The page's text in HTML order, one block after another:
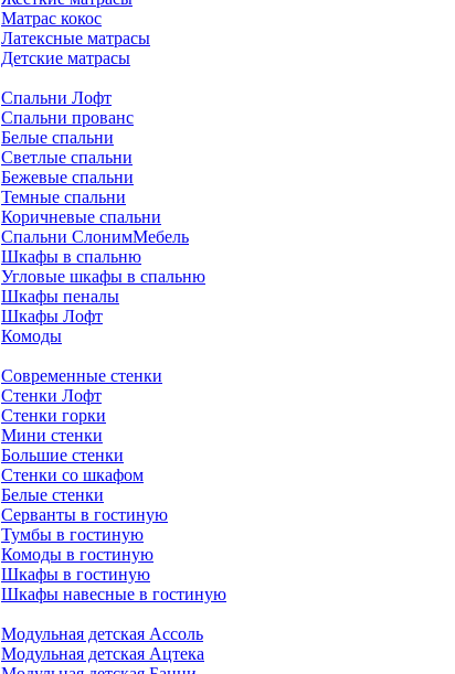
Матрас кокос
Латексные матрасы
Детские матрасы
Спальни Лофт
Спальни прованс
Белые спальни
Светлые спальни
Бежевые спальни
Темные спальни
Коричневые спальни
Спальни СлонимМебель
Шкафы в спальню
Угловые шкафы в спальню
Шкафы пеналы
Шкафы Лофт
Комоды
Современные стенки
Стенки Лофт
Стенки горки
Мини стенки
Большие стенки
Стенки со шкафом
Белые стенки
Серванты в гостиную
Тумбы в гостиную
Комоды в гостиную
Шкафы в гостиную
Шкафы навесные в гостиную
Модульная детская Ассоль
Модульная детская Ацтека